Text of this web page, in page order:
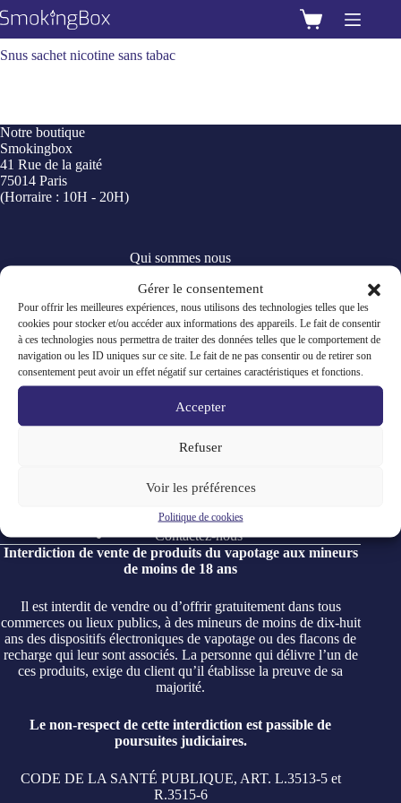
Gérer le consentement
Pour offrir les meilleures expériences, nous utilisons des technologies telles que les
cookies pour stocker et/ou accéder aux informations des appareils. Le fait de consentir
à ces technologies nous permettra de traiter des données telles que le comportement de
navigation ou les ID uniques sur ce site. Le fait de ne pas consentir ou de retirer son
consentement peut avoir un effet négatif sur certaines caractéristiques et fonctions.
Accepter
Refuser
Voir les préférences
Politique de cookies
Passer
au
contenu
Panier
d’achat
Snus sachet nicotine sans tabac
Notre boutique
Smokingbox
41 Rue de la gaité
75014 Paris
(Horraire : 10H - 20H)
Qui sommes nous
Programme fidélité
Modes de paiement
Blog
Mon compte
Mentions Légales
Conditions générales de ventes
Contactez-nous
Interdiction de vente de produits du vapotage aux mineurs
de moins de 18 ans
Il est interdit de vendre ou d’offrir gratuitement dans tous
commerces ou lieux publics, à des mineurs de moins de dix-huit
ans des dispositifs électroniques de vapotage ou des flacons de
recharge qui leur sont associés. La personne qui délivre l’un de
ces produits, exige du client qu’il établisse la preuve de sa
majorité.
Le non-respect de cette interdiction est passible de
poursuites judiciaires.
CODE DE LA SANTÉ PUBLIQUE, ART. L.3513-5 et
R.3515-6